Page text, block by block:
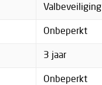
Valbeveiliging
Onbeperkt
3 jaar
Onbeperkt